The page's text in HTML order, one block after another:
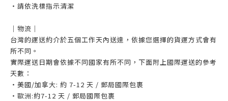
・請依洗標指示清潔
｜物流｜
台灣的運送約介於五個工作天內送達，依據您選擇的貨運方式會有
所不同。
實際運送日期會依據不同國家有所不同，下面附上國際運送的參考
天數：
・美國/加拿大: 約 7-12 天 / 郵局國際包裹
・歐洲:約7-12 天 / 郵局國際包裹